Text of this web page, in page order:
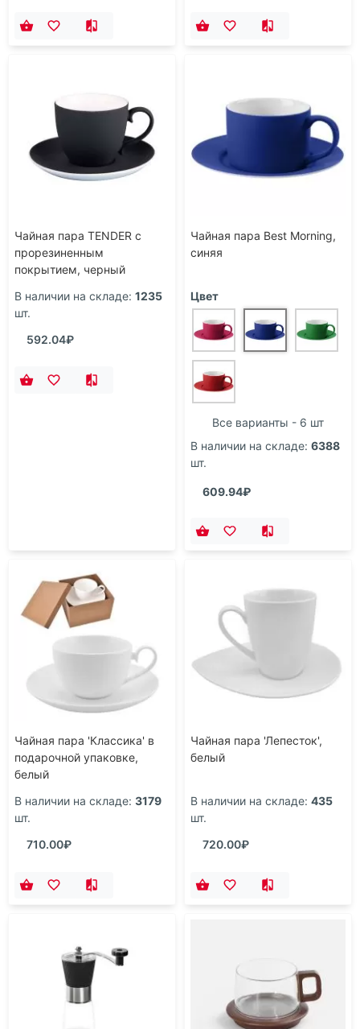
Чайная пара TENDER с
прорезиненным
покрытием, черный
В наличии на складе: 1235
шт.
592.04₽
Чайная пара Best Morning,
синяя
Цвет
Все варианты - 6 шт
В наличии на складе: 6388
шт.
609.94₽
Чайная пара 'Классика' в
подарочной упаковке,
белый
В наличии на складе: 3179
шт.
710.00₽
Чайная пара 'Лепесток',
белый
В наличии на складе: 435
шт.
720.00₽